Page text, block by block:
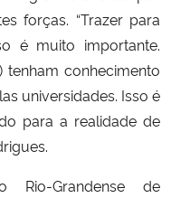
forças. “Trazer para
é muito importante.
conhecimento
universidades. Isso é
para a realidade de
Rio-Grandense de